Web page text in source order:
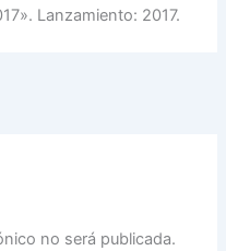
Lanzamiento: 2017.
no será publicada.